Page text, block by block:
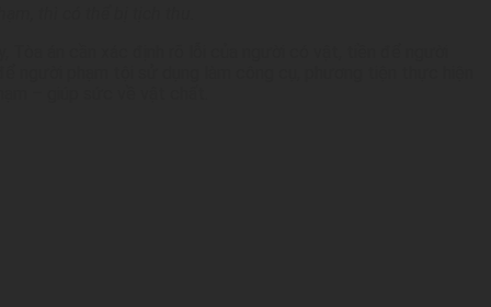
thì có thể bị tịch thu.
người phạm tội sử dụng làm công cụ, phương tiện thực hiện
– giúp sức về vật chất.